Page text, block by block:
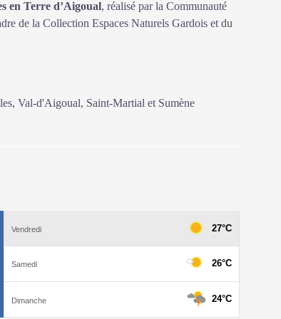
en Terre d’Aigoual, réalisé par la Communauté
de la Collection Espaces Naturels Gardois et du
Val-d'Aigoual, Saint-Martial et Sumène